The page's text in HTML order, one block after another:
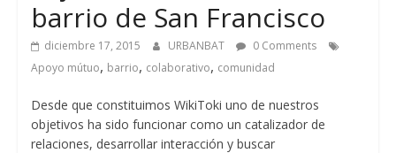
barrio de San Francisco
diciembre 17, 2015 URBANBAT
0 Comments
Apoyo mútuo, barrio, colaborativo, comunidad
Desde que constituimos WikiToki uno de nuestros
objetivos ha sido funcionar como un catalizador de
relaciones, desarrollar interacción y buscar